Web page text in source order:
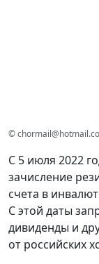
©
С 5 июля 2022
зачисление
счета в
С этой даты
дивиденды и
от российских